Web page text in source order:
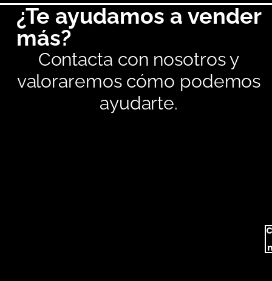
¿Te ayudamos a vender
más?
Contacta con nosotros y
valoraremos cómo podemos
ayudarte.